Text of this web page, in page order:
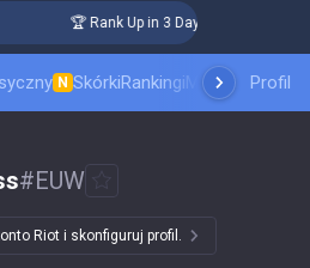
🏆 Rank Up in 3 Days! Challenger
N SkórkiRankingiMecze proProfil
#EUW
Riot i skonfiguruj profil.